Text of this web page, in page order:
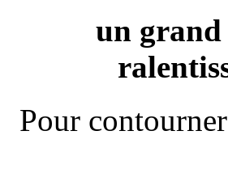
un grand
Pour